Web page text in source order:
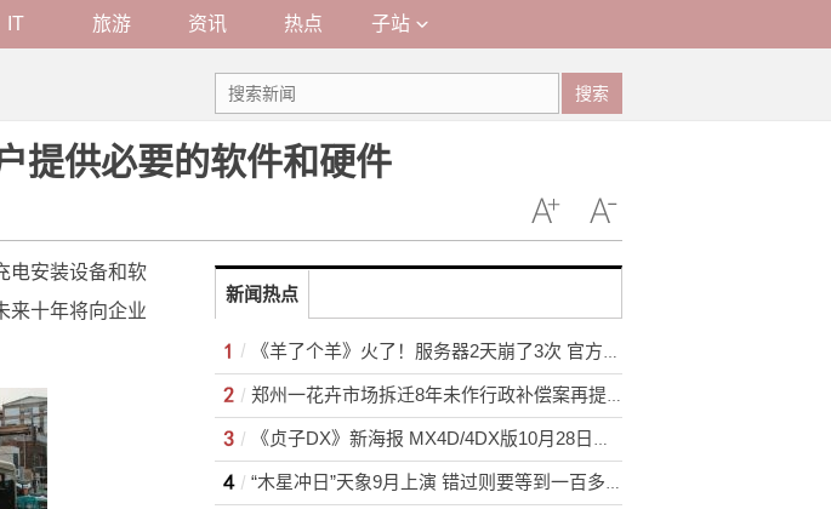
IT 旅游 资讯 热点 子站
搜索
提供必要的软件和硬件
电安装设备和软
来十年将向企业
新闻热点
《羊了个羊》火了！服务器2天崩了3次 官方在线招后端服务器开发
郑州一花卉市场拆迁8年未作行政补偿案再提申诉：法院立案再审
《贞子DX》新海报 MX4D/4DX版10月28日上映
“木星冲日”天象9月上演 错过则要等到一百多年后的2129年